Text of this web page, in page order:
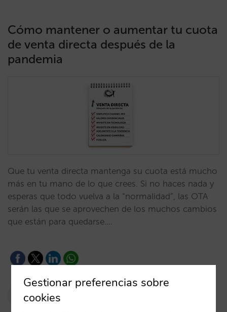
Cómo mantener o aumentar tu cuota
de venta directa después de la
pandemia
Que tu venta directa mantenga su cuota está mucho
más en tu mano de lo que crees. Si no haces nada y
esperas que todo vuelva a la “normalidad”, las OTA
serán las que se aprovechen de los muchos cambios
que están para quedarse.…
Pablo Delgado
10/06/2021
Gestionar preferencias sobre
cookies